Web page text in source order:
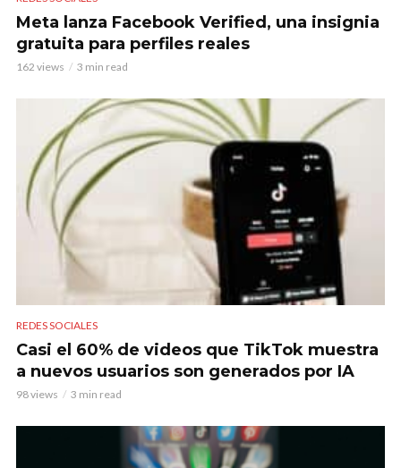
Meta lanza Facebook Verified, una insignia
gratuita para perfiles reales
162 views 3 min read
REDES SOCIALES
Casi el 60% de videos que TikTok muestra
a nuevos usuarios son generados por IA
98 views 3 min read